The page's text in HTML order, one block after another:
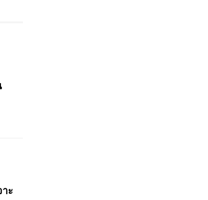
ะ